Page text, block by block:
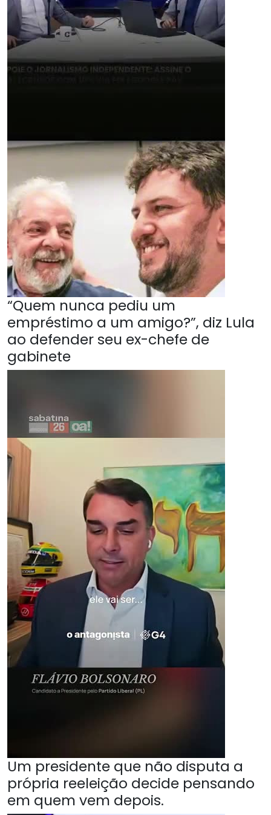
“Quem nunca pediu um
empréstimo a um amigo?”, diz Lula
ao defender seu ex-chefe de
gabinete
Um presidente que não disputa a
própria reeleição decide pensando
em quem vem depois.